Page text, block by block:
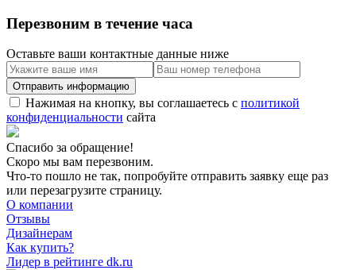
Перезвоним в течение часа
Оставьте ваши контактные данные ниже
Нажимая на кнопку, вы соглашаетесь с политикой
конфиденциальности сайта
Спасибо за обращение!
Скоро мы вам перезвоним.
Что-то пошло не так, попробуйте отправить заявку еще раз
или перезагрузите страницу.
О компании
Отзывы
Дизайнерам
Как купить?
Лидер в рейтинге dk.ru